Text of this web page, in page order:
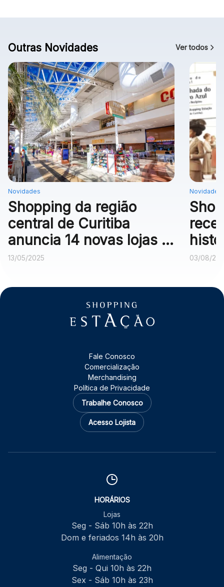
Outras Novidades Ver todos
Novidades
Shopping da região
central de Curitiba
anuncia 14 novas lojas e
campanha com carro de
13/05/2025
Novidades
do
03/08/
Fale Conosco
Comercialização
Merchandising
Política de Privacidade
Trabalhe Conosco
Acesso Lojista
HORÁRIOS
Lojas
Seg - Sáb 10h às 22h
Dom e feriados 14h às 20h
Alimentação
Seg - Qui 10h às 22h
Sex - Sáb 10h às 23h